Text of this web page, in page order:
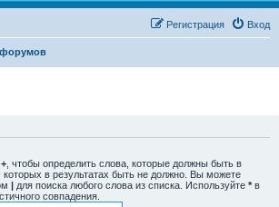
Вход
Регистрация
+ , чтобы определить слова, которые должны быть в
которых в результатах быть не должно. Вы можете
| для поиска любого слова из списка. Используйте * в
совпадения.